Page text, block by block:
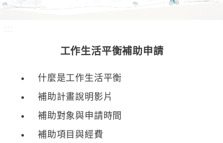
:::
工作生活平衡補助申請
什麼是工作生活平衡
補助計畫說明影片
補助對象與申請時間
補助項目與經費